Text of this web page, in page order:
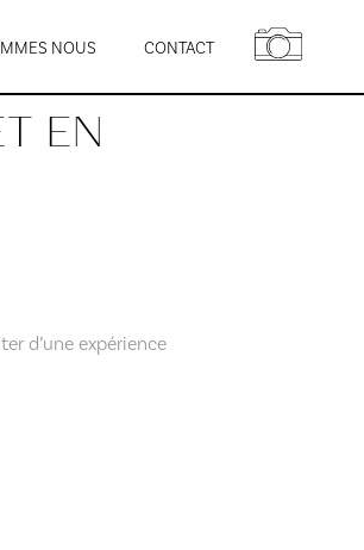
NOUS CONTACT
EN
d’une expérience